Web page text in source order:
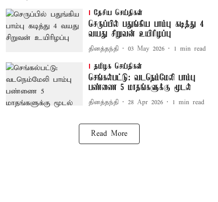
தேசிய செய்திகள்
செருப்பில் பதுங்கிய பாம்பு கடித்து 4
வயது சிறுவன் உயிரிழப்பு
தினத்தந்தி 03 May 2026 1 min read
தமிழக செய்திகள்
செங்கல்பட்டு: வடநெம்மேலி பாம்பு
பண்ணை 5 மாதங்களுக்கு மூடல்
தினத்தந்தி 28 Apr 2026 1 min read
Read More